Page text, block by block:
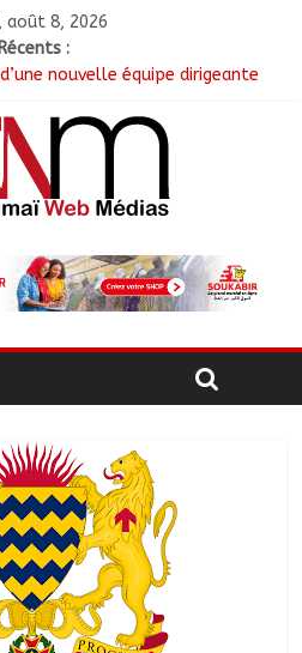
août 8, 2026
Récents :
nouvelle équipe dirigeante
de dépôt des demandes de
أبشي: الرئيس الولائي للحزب
organisée au marché moderne